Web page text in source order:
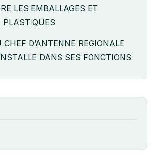
LES EMBALLAGES ET
PLASTIQUES
CHEF D’ANTENNE REGIONALE
DANS SES FONCTIONS